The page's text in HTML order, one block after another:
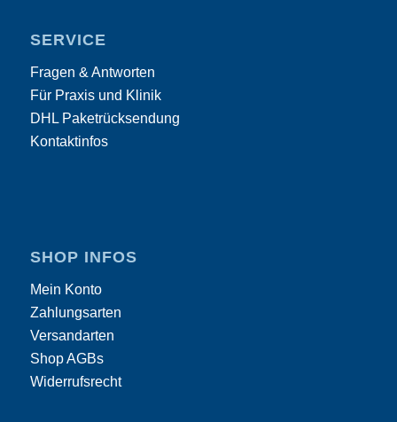
SERVICE
Fragen & Antworten
Für Praxis und Klinik
DHL Paketrücksendung
Kontaktinfos
SHOP INFOS
Mein Konto
Zahlungsarten
Versandarten
Shop AGBs
Widerrufsrecht